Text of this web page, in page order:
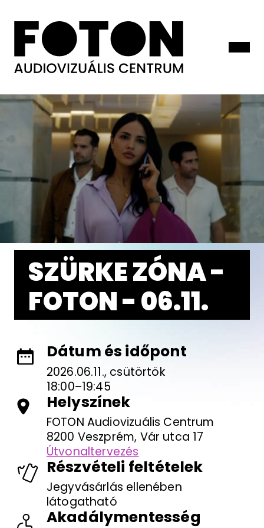
SZÜRKE ZÓNA -
FOTON - 06.11.
Dátum és időpont
2026.06.11., csütörtök
18:00–19:45
Helyszínek
FOTON Audiovizuális Centrum
8200 Veszprém, Vár utca 17
Útvonaltervezés
Részvételi feltételek
Jegyvásárlás ellenében
látogatható
Akadálymentesség